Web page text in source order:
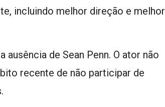
incluindo melhor direção e melhor
de Sean Penn. O ator não
recente de não participar de